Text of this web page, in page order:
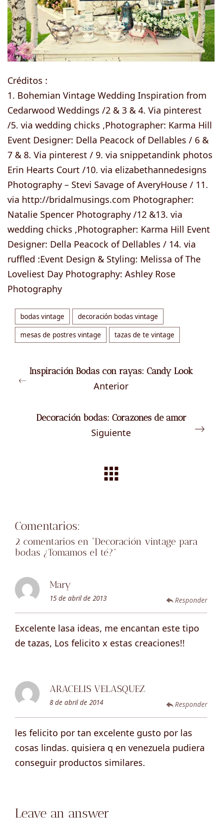
Créditos :
1. Bohemian Vintage Wedding Inspiration from
Cedarwood Weddings /2 & 3 & 4. Via pinterest
/5. via wedding chicks ,Photographer: Karma Hill
Event Designer: Della Peacock of Dellables / 6 &
7 & 8. Via pinterest / 9. via snippetandink photos
Erin Hearts Court /10. via elizabethannedesigns
Photography – Stevi Savage of AveryHouse / 11.
via http://bridalmusings.com Photographer:
Natalie Spencer Photography /12 &13. via
wedding chicks ,Photographer: Karma Hill Event
Designer: Della Peacock of Dellables / 14. via
ruffled :Event Design & Styling: Melissa of The
Loveliest Day Photography: Ashley Rose
Photography
bodas vintage decoración bodas vintage
mesas de postres vintage tazas de te vintage
Inspiración Bodas con rayas: Candy Look
Anterior
Decoración bodas: Corazones de amor
Siguiente
Comentarios:
2 comentarios en “Decoración vintage para
bodas ¿Tomamos el té?”
Mary
15 de abril de 2013 Responder
Excelente lasa ideas, me encantan este tipo
de tazas, Los felicito x estas creaciones!!
ARACELIS VELASQUEZ
8 de abril de 2014 Responder
les felicito por tan excelente gusto por las
cosas lindas. quisiera q en venezuela pudiera
conseguir productos similares.
Leave an answer